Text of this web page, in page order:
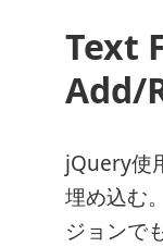
Text
Add/
jQuery使
埋め込む
ジョンで